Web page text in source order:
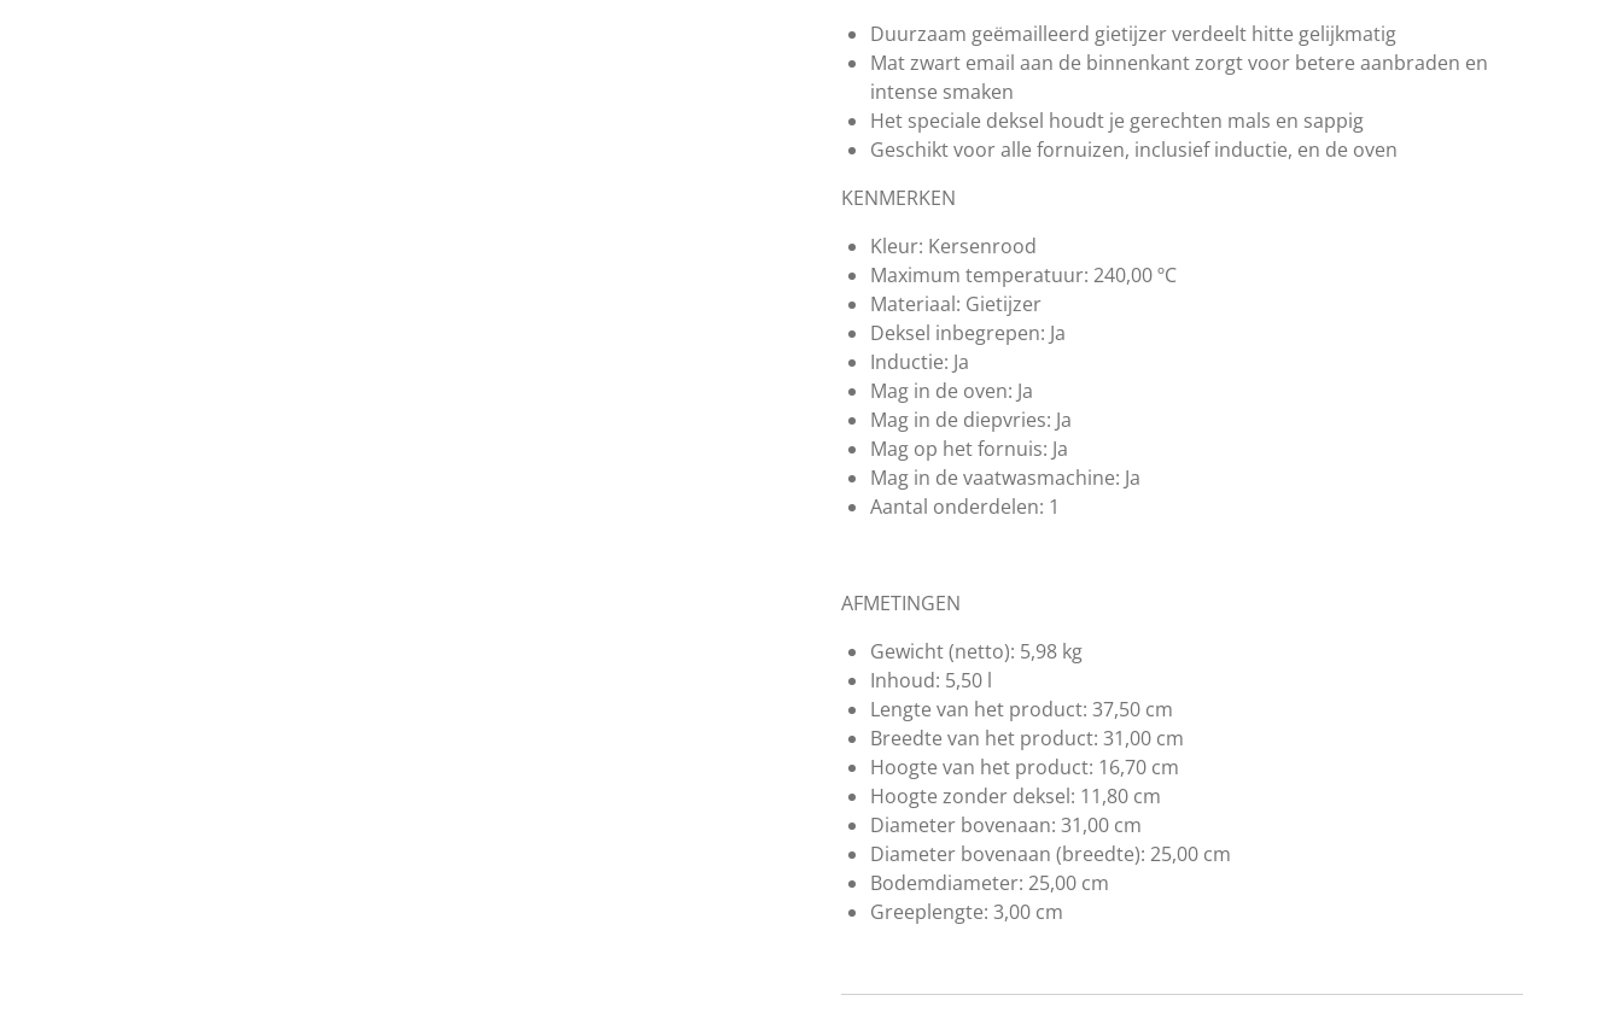
Duurzaam geëmailleerd gietijzer verdeelt hitte gelijkmatig
Mat zwart email aan de binnenkant zorgt voor betere aanbraden en
intense smaken
Het speciale deksel houdt je gerechten mals en sappig
Geschikt voor alle fornuizen, inclusief inductie, en de oven
KENMERKEN
Kleur: Kersenrood
Maximum temperatuur: 240,00 ºC
Materiaal: Gietijzer
Deksel inbegrepen: Ja
Inductie: Ja
Mag in de oven: Ja
Mag in de diepvries: Ja
Mag op het fornuis: Ja
Mag in de vaatwasmachine: Ja
Aantal onderdelen: 1
AFMETINGEN
Gewicht (netto): 5,98 kg
Inhoud: 5,50 l
Lengte van het product: 37,50 cm
Breedte van het product: 31,00 cm
Hoogte van het product: 16,70 cm
Hoogte zonder deksel: 11,80 cm
Diameter bovenaan: 31,00 cm
Diameter bovenaan (breedte): 25,00 cm
Bodemdiameter: 25,00 cm
Greeplengte: 3,00 cm